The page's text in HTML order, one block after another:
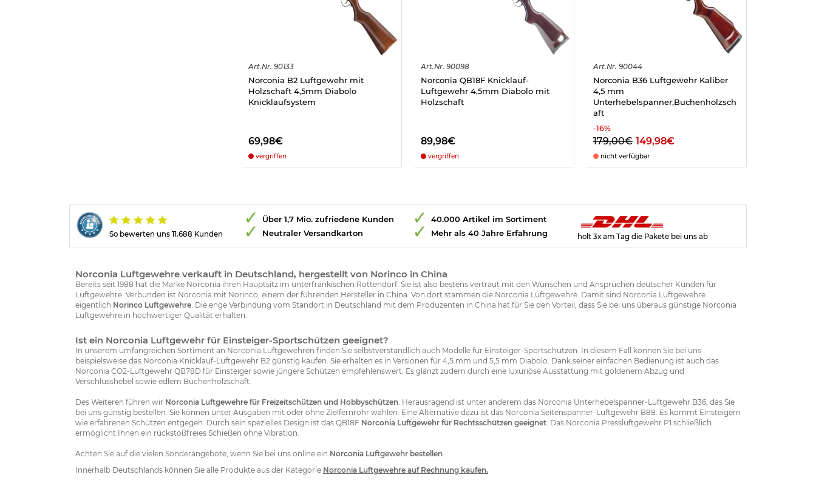
Art.Nr. 90133
Norconia B2 Luftgewehr mit
Holzschaft 4,5mm Diabolo
Knicklaufsystem
69,98€
vergriffen
Art.Nr. 90098
Norconia QB18F Knicklauf-
Luftgewehr 4,5mm Diabolo mit
Holzschaft
89,98€
vergriffen
Art.Nr. 90044
Norconia B36 Luftgewehr Kaliber
4,5 mm
Unterhebelspanner,Buchenholzsch
aft
-16%
179,00€ 149,98€
nicht verfügbar
So bewerten uns 11.688 Kunden
Über 1,7 Mio. zufriedene Kunden
Neutraler Versandkarton
40.000 Artikel im Sortiment
Mehr als 40 Jahre Erfahrung
holt 3x am Tag die Pakete bei uns ab
Norconia Luftgewehre verkauft in Deutschland, hergestellt von Norinco in China
Bereits seit 1988 hat die Marke Norconia ihren Hauptsitz im unterfränkischen Rottendorf. Sie ist also bestens vertraut mit den Wünschen und Ansprüchen deutscher Kunden für
Luftgewehre. Verbunden ist Norconia mit Norinco, einem der führenden Hersteller in China. Von dort stammen die Norconia Luftgewehre. Damit sind Norconia Luftgewehre
eigentlich Norinco Luftgewehre. Die enge Verbindung vom Standort in Deutschland mit dem Produzenten in China hat für Sie den Vorteil, dass Sie bei uns überaus günstige Norconia
Luftgewehre in hochwertiger Qualität erhalten.
Ist ein Norconia Luftgewehr für Einsteiger-Sportschützen geeignet?
In unserem umfangreichen Sortiment an Norconia Luftgewehren finden Sie selbstverständlich auch Modelle für Einsteiger-Sportschützen. In diesem Fall können Sie bei uns
beispielsweise das Norconia Knicklauf-Luftgewehr B2 günstig kaufen. Sie erhalten es in Versionen für 4,5 mm und 5,5 mm Diabolo. Dank seiner einfachen Bedienung ist auch das
Norconia CO2-Luftgewehr QB78D für Einsteiger sowie jüngere Schützen empfehlenswert. Es glänzt zudem durch eine luxuriöse Ausstattung mit goldenem Abzug und
Verschlusshebel sowie edlem Buchenholzschaft.
Des Weiteren führen wir Norconia Luftgewehre für Freizeitschützen und Hobbyschützen. Herausragend ist unter anderem das Norconia Unterhebelspanner-Luftgewehr B36, das Sie
bei uns günstig bestellen. Sie können unter Ausgaben mit oder ohne Zielfernrohr wählen. Eine Alternative dazu ist das Norconia Seitenspanner-Luftgewehr B88. Es kommt Einsteigern
wie erfahrenen Schützen entgegen. Durch sein spezielles Design ist das QB18F Norconia Luftgewehr für Rechtsschützen geeignet. Das Norconia Pressluftgewehr P1 schließlich
ermöglicht Ihnen ein rückstoßfreies Schießen ohne Vibration.
Achten Sie auf die vielen Sonderangebote, wenn Sie bei uns online ein Norconia Luftgewehr bestellen.
Innerhalb Deutschlands können Sie alle Produkte aus der Kategorie Norconia Luftgewehre auf Rechnung kaufen.